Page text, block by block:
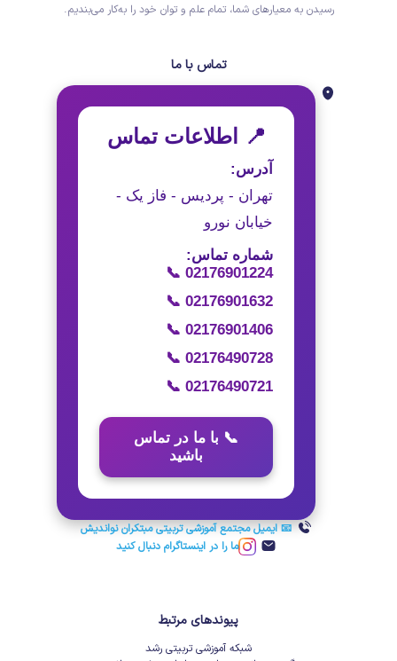
رسیدن به معیارهای شما، تمام علم و توان خود را به‌کار می‌بندیم.
تماس با ما
📍 اطلاعات تماس
آدرس:
تهران - پردیس - فاز یک -
خیابان نورو
شماره تماس:
📞 02176901224
📞 02176901632
📞 02176901406
📞 02176490728
📞 02176490721
📞 با ما در تماس
باشید
📧 ایمیل مجتمع آموزشی تربیتی مبتکران نواندیش
ما را در اینستاگرام دنبال کنید
پیوندهای مرتبط
شبکه آموزشی تربیتی رشد